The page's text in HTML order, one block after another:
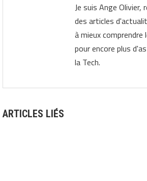
Je suis Ange
des articles
à mieux
pour encore plus
la Tech.
ARTICLES LIÉS